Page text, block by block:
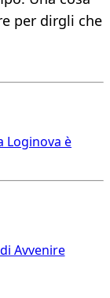
per dirgli che
Loginova è
Avvenire